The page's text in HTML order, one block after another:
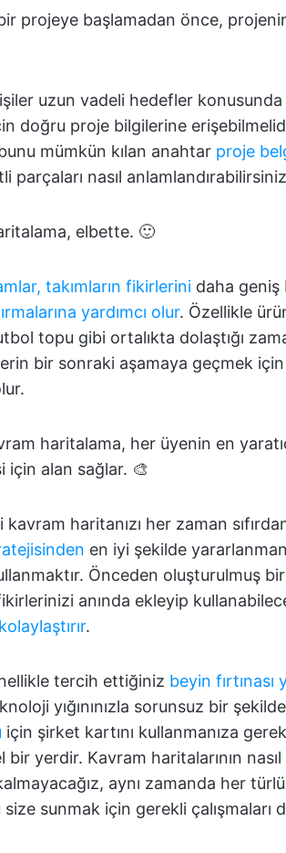
projeye başlamadan önce,
uzun vadeli hedefler
doğru proje bilgilerine
mümkün kılan anahtar proje
parçaları nasıl
elbette. 🙂
takımların fikirlerini daha geniş
yardımcı olur. Özellikle
topu gibi ortalıkta dolaştığı
bir sonraki aşamaya geçmek
haritalama, her üyenin en
için alan sağlar. 🎨
kavram haritanızı her zaman
en iyi şekilde
Önceden oluşturulmuş
anında ekleyip
.
tercih ettiğiniz beyin fırtınası
yığınınızla sorunsuz bir
için şirket kartını kullanmanıza
bir yerdir. Kavram haritalarının
aynı zamanda her
sunmak için gerekli çalışmaları